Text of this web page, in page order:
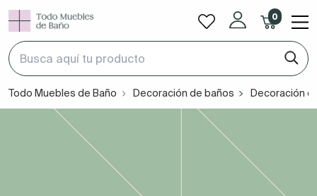
0
Todo Muebles de Baño Decoración de baños Decoración